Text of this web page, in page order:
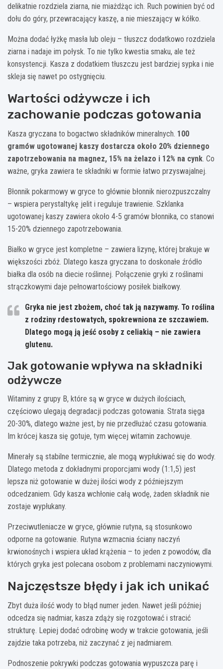
delikatnie rozdziela ziarna, nie miażdżąc ich. Ruch powinien być od
dołu do góry, przewracający kaszę, a nie mieszający w kółko.
Można dodać łyżkę masła lub oleju – tłuszcz dodatkowo rozdziela
ziarna i nadaje im połysk. To nie tylko kwestia smaku, ale też
konsystencji. Kasza z dodatkiem tłuszczu jest bardziej sypka i nie
skleja się nawet po ostygnięciu.
Wartości odżywcze i ich
zachowanie podczas gotowania
Kasza gryczana to bogactwo składników mineralnych. 100
gramów ugotowanej kaszy dostarcza około 20% dziennego
zapotrzebowania na magnez, 15% na żelazo i 12% na cynk. Co
ważne, gryka zawiera te składniki w formie łatwo przyswajalnej.
Błonnik pokarmowy w gryce to głównie błonnik nierozpuszczalny
– wspiera perystaltykę jelit i reguluje trawienie. Szklanka
ugotowanej kaszy zawiera około 4-5 gramów błonnika, co stanowi
15-20% dziennego zapotrzebowania.
Białko w gryce jest kompletne – zawiera lizynę, której brakuje w
większości zbóż. Dlatego kasza gryczana to doskonałe źródło
białka dla osób na diecie roślinnej. Połączenie gryki z roślinami
strączkowymi daje pełnowartościowy posiłek białkowy.
Gryka nie jest zbożem, choć tak ją nazywamy. To roślina
z rodziny rdestowatych, spokrewniona ze szczawiem.
Dlatego mogą ją jeść osoby z celiakią – nie zawiera
glutenu.
Jak gotowanie wpływa na składniki
odżywcze
Witaminy z grupy B, które są w gryce w dużych ilościach,
częściowo ulegają degradacji podczas gotowania. Strata sięga
20-30%, dlatego ważne jest, by nie przedłużać czasu gotowania.
Im krócej kasza się gotuje, tym więcej witamin zachowuje.
Minerały są stabilne termicznie, ale mogą wypłukiwać się do wody.
Dlatego metoda z dokładnymi proporcjami wody (1:1,5) jest
lepsza niż gotowanie w dużej ilości wody z późniejszym
odcedzaniem. Gdy kasza wchłonie całą wodę, żaden składnik nie
zostaje wypłukany.
Przeciwutleniacze w gryce, głównie rutyna, są stosunkowo
odporne na gotowanie. Rutyna wzmacnia ściany naczyń
krwionośnych i wspiera układ krążenia – to jeden z powodów, dla
których gryka jest polecana osobom z problemami naczyniowymi.
Najczęstsze błędy i jak ich unikać
Zbyt duża ilość wody to błąd numer jeden. Nawet jeśli później
odcedza się nadmiar, kasza zdąży się rozgotować i stracić
strukturę. Lepiej dodać odrobinę wody w trakcie gotowania, jeśli
zajdzie taka potrzeba, niż zaczynać z jej nadmiarem.
Podnoszenie pokrywki podczas gotowania wypuszcza parę i